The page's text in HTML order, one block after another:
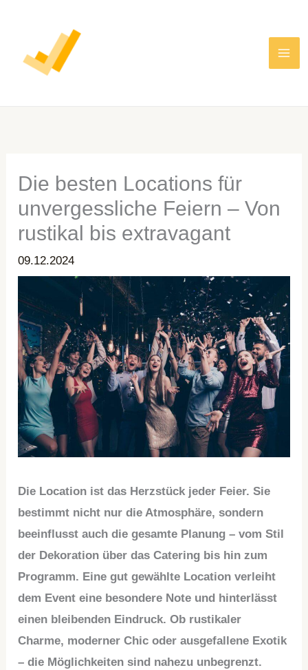
springen
Die besten Locations für
unvergessliche Feiern – Von
rustikal bis extravagant
09.12.2024
Die Location ist das Herzstück jeder Feier. Sie
bestimmt nicht nur die Atmosphäre, sondern
beeinflusst auch die gesamte Planung – vom Stil
der Dekoration über das Catering bis hin zum
Programm. Eine gut gewählte Location verleiht
dem Event eine besondere Note und hinterlässt
einen bleibenden Eindruck. Ob rustikaler
Charme, moderner Chic oder ausgefallene Exotik
– die Möglichkeiten sind nahezu unbegrenzt.